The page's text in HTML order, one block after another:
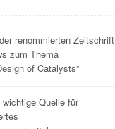
renommierten Zeitschrift
zum Thema
of Catalysts”
Quelle für